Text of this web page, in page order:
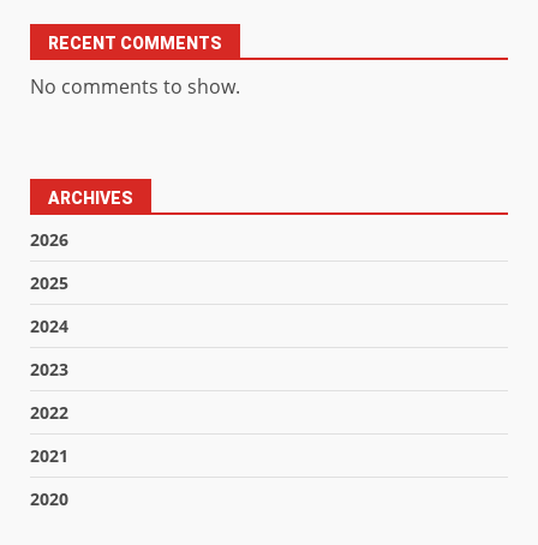
RECENT COMMENTS
No comments to show.
ARCHIVES
2026
2025
2024
2023
2022
2021
2020